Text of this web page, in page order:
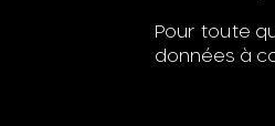
Pour toute
données à